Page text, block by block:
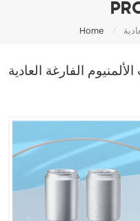
Home /
الفارغة العادية